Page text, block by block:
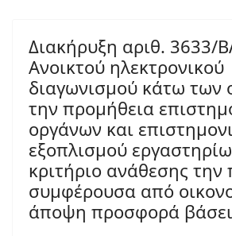
Διακήρυξη αριθ. 3633/
Ανοικτού ηλεκτρονικού
διαγωνισμού κάτω των
την προμήθεια
οργάνων και
εξοπλισμού
κριτήριο ανάθεσης την
συμφέρουσα από
άποψη προσφορά βάσει